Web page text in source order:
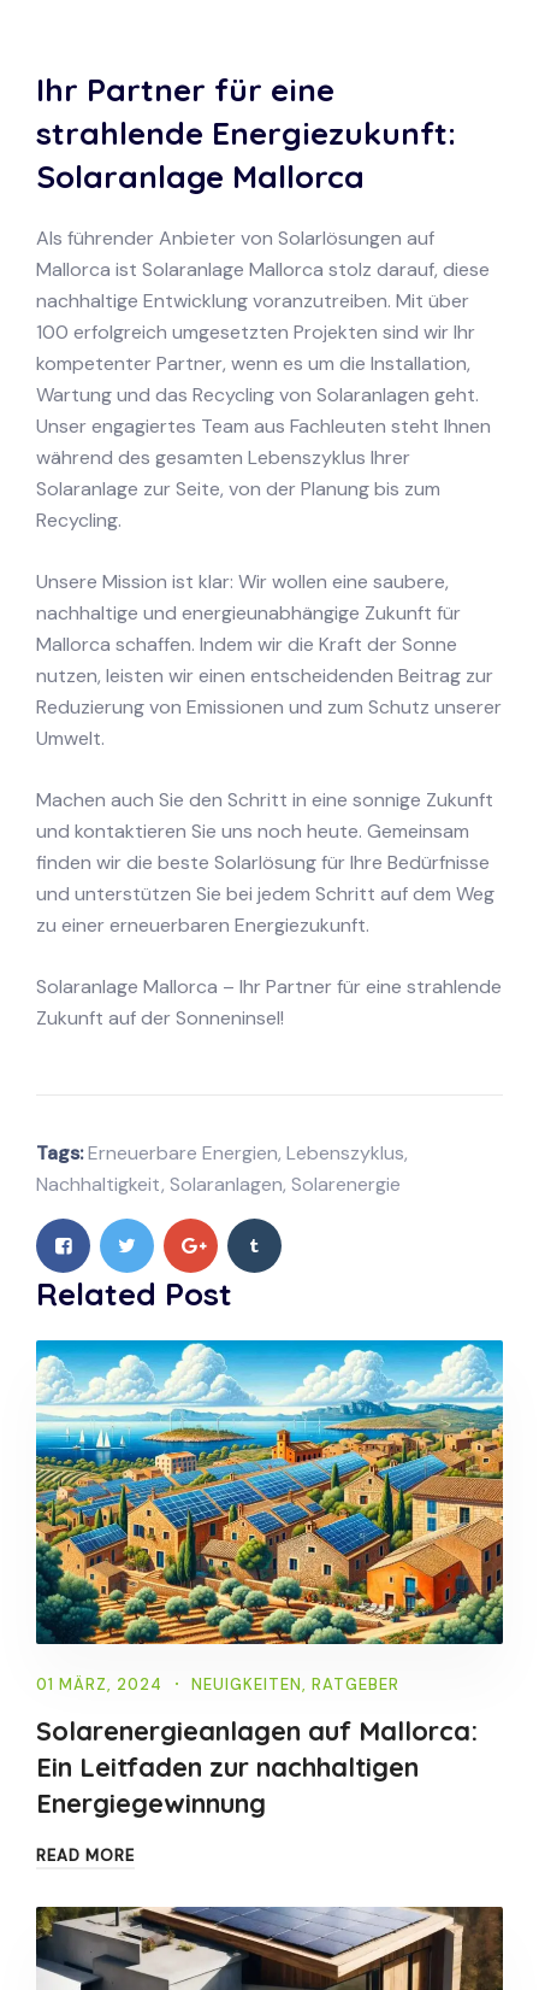
Ihr Partner für eine
strahlende Energiezukunft:
Solaranlage Mallorca
Als führender Anbieter von Solarlösungen auf
Mallorca ist Solaranlage Mallorca stolz darauf, diese
nachhaltige Entwicklung voranzutreiben. Mit über
100 erfolgreich umgesetzten Projekten sind wir Ihr
kompetenter Partner, wenn es um die Installation,
Wartung und das Recycling von Solaranlagen geht.
Unser engagiertes Team aus Fachleuten steht Ihnen
während des gesamten Lebenszyklus Ihrer
Solaranlage zur Seite, von der Planung bis zum
Recycling.
Unsere Mission ist klar: Wir wollen eine saubere,
nachhaltige und energieunabhängige Zukunft für
Mallorca schaffen. Indem wir die Kraft der Sonne
nutzen, leisten wir einen entscheidenden Beitrag zur
Reduzierung von Emissionen und zum Schutz unserer
Umwelt.
Machen auch Sie den Schritt in eine sonnige Zukunft
und kontaktieren Sie uns noch heute. Gemeinsam
finden wir die beste Solarlösung für Ihre Bedürfnisse
und unterstützen Sie bei jedem Schritt auf dem Weg
zu einer erneuerbaren Energiezukunft.
Solaranlage Mallorca – Ihr Partner für eine strahlende
Zukunft auf der Sonneninsel!
Tags:Erneuerbare Energien, Lebenszyklus,
Nachhaltigkeit, Solaranlagen, Solarenergie
Related Post
01 MÄRZ, 2024 NEUIGKEITEN, RATGEBER
Solarenergieanlagen auf Mallorca:
Ein Leitfaden zur nachhaltigen
Energiegewinnung
READ MORE